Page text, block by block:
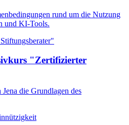
rund um die Nutzung
und KI-Tools.
"Zertifizierter
die Grundlagen des